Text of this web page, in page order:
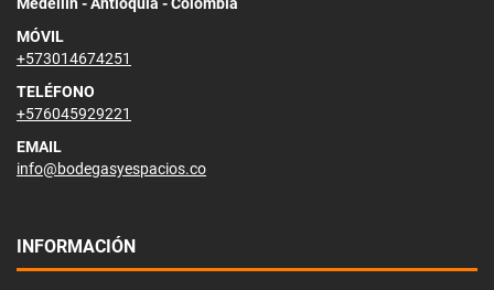
MÓVIL
+573014674251
TELÉFONO
+576045929221
EMAIL
info@bodegasyespacios.co
INFORMACIÓN